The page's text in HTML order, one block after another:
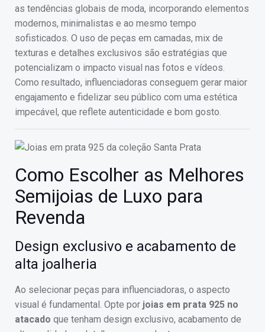
as tendências globais de moda, incorporando elementos
modernos, minimalistas e ao mesmo tempo
sofisticados. O uso de peças em camadas, mix de
texturas e detalhes exclusivos são estratégias que
potencializam o impacto visual nas fotos e vídeos.
Como resultado, influenciadoras conseguem gerar maior
engajamento e fidelizar seu público com uma estética
impecável, que reflete autenticidade e bom gosto.
Como Escolher as Melhores
Semijoias de Luxo para
Revenda
Design exclusivo e acabamento de
alta joalheria
Ao selecionar peças para influenciadoras, o aspecto
visual é fundamental. Opte por joias em prata 925 no
atacado que tenham design exclusivo, acabamento de